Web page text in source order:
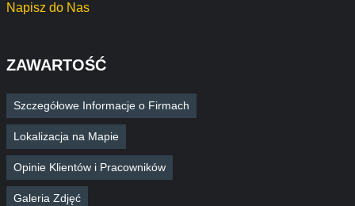
Napisz do Nas
ZAWARTOŚĆ
Szczegółowe Informacje o Firmach
Lokalizacja na Mapie
Opinie Klientów i Pracowników
Galeria Zdjęć